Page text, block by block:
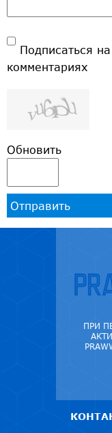
Подписаться
комментариях
Обновить
Отправить
ПРИ